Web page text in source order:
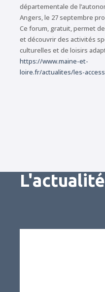
départementale de
Angers, le 27 septembre
Ce forum, gratuit, permet
et découvrir des activités
culturelles et de loisirs
https://www.maine-et-
loire.fr/actualites/les-